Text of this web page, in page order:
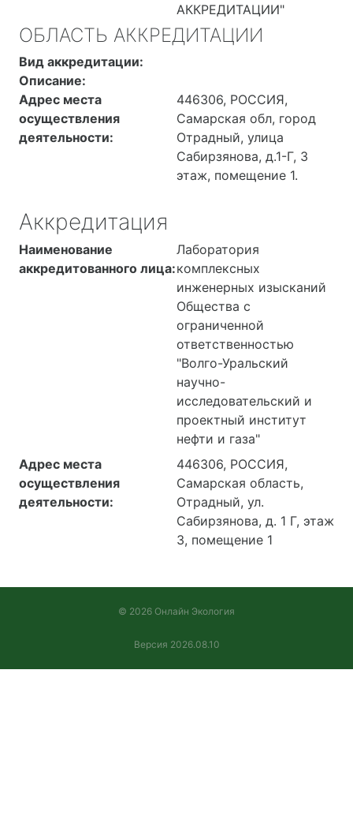
АККРЕДИТАЦИИ"
ОБЛАСТЬ АККРЕДИТАЦИИ
Вид аккредитации:
Описание:
Адрес места
осуществления
деятельности:
446306, РОССИЯ,
Самарская обл, город
Отрадный, улица
Сабирзянова, д.1-Г, 3
этаж, помещение 1.
Аккредитация
Наименование
аккредитованного лица:
Лаборатория
комплексных
инженерных изысканий
Общества с
ограниченной
ответственностью
"Волго-Уральский
научно-
исследовательский и
проектный институт
нефти и газа"
Адрес места
осуществления
деятельности:
446306, РОССИЯ,
Самарская область,
Отрадный, ул.
Сабирзянова, д. 1 Г, этаж
3, помещение 1
© 2026 Онлайн Экология
Версия 2026.08.10